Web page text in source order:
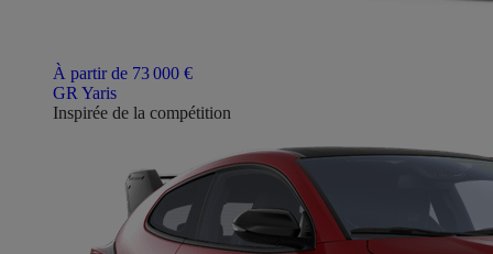
À partir de 73 000 €
GR Yaris
Inspirée de la compétition